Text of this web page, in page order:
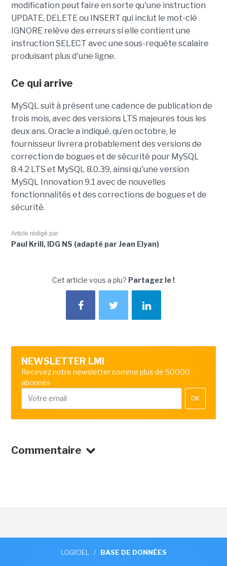
modification peut faire en sorte qu'une instruction
UPDATE, DELETE ou INSERT qui inclut le mot-clé
IGNORE relève des erreurs si elle contient une
instruction SELECT avec une sous-requête scalaire
produisant plus d'une ligne.
Ce qui arrive
MySQL suit à présent une cadence de publication de
trois mois, avec des versions LTS majeures tous les
deux ans. Oracle a indiqué, qu’en octobre, le
fournisseur livrera probablement des versions de
correction de bogues et de sécurité pour MySQL
8.4.2 LTS et MySQL 8.0.39, ainsi qu'une version
MySQL Innovation 9.1 avec de nouvelles
fonctionnalités et des corrections de bogues et de
sécurité.
Article rédigé par
Paul Krill, IDG NS (adapté par Jean Elyan)
Cet article vous a plu? Partagez le !
NEWSLETTER LMI
Recevez notre newsletter comme plus de 50000
abonnés
OK
Commentaire
LOGICIEL / BASE DE DONNÉES